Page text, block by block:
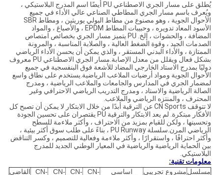
يُطلق على مسار الجري الاصطناعي PU أيضًا اسم المدرج البلاستيكي ،
ويُعرف باسم مسار الجري المطاطي الصناعي عالي الأداء في جميع
الأحوال الجوية ، وهو مصنوع من مطاط البولي يوريثين ، ومطاط SBR
الأسود المعاد تدويره ، وحبيبات المطاط EPDM ، والأصباغ ، والمواد
المضافة ، والحشوات ، إلخ. PU يتميز مسار الجري بخصائص امتصاص
الصدمات الجيد ، وقوة الضغط العالية ، والصلابة المناسبة ، والمرونة
الممتازة ، والأداء البدني المستقر ، والذي يمكن أن يحسن الأداء الرياضي
بشكل فعال ويقلل من معدل الإصابة.مسار الجري الاصطناعي PU معروف
دوليًا بمدرج الاستاد الخارجي المضاد للأشعة فوق البنفسجية في جميع
الأحوال الجوية ومواد أرضيات الملاعب الرياضية.يستخدم على نطاق واسع
لمضمار الجري في المدارس والجامعات والملاعب الرياضية ، ومدرج
الصالة الرياضية والاستاد ، ومدرج التدريب الرياضي الاحترافي وغير
المحترف ، والمنتزه الرياضي والملاعب.
لا تتوقف CN Sports عن الترقية أبدًا من خلال الابتكار لا يمكن أن تصبح كل
الأفكار مبتكرة. لم يعد الابتكار والترقية PU يقتصران على تحسين الجودة
وتحسينها ، ولكن للقيام بمزيد من الاحتراف ، وأكثر ملاءمة للسطح
الرياضي المرن.سلسلة PU Runway ، بناءً على طلب سوق أكثر بيئية ،
وأكثر احترافًا ، واستقرارًا ، وأكثر ملاءمة وفعالية للتصميم ، وكسر التناقض
بين الحماية الرياضية والرياضية في المعيار الوطني الجديد للمدرج
البلاستيكي.
معلومات تقنية:
مسلسلمشروع تجريبي
اساسي
CN-
CN-
CN-
CN-
القاضي